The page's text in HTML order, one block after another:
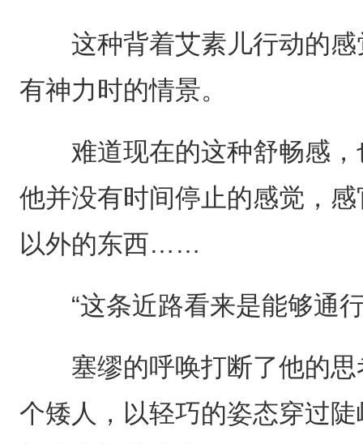
这种背着艾素儿行动的感
有神力时的情景。
难道现在的这种舒畅感，
他并没有时间停止的感觉，
以外的东西……
“这条近路看来是能够通行
塞缪的呼唤打断了他的思
个矮人，以轻巧的姿态穿过